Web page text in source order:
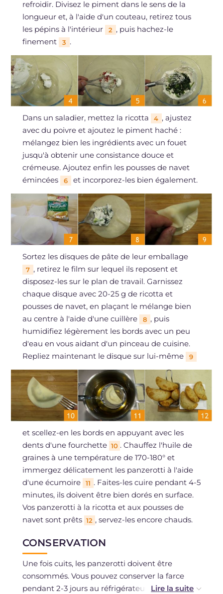
refroidir. Divisez le piment dans le sens de la
longueur et, à l'aide d'un couteau, retirez tous
les pépins à l'intérieur
2 , puis hachez-le
finement
3 .
Dans un saladier, mettez la ricotta 4 , ajustez
avec du poivre et ajoutez le piment haché :
mélangez bien les ingrédients avec un fouet
jusqu'à obtenir une consistance douce et
crémeuse. Ajoutez enfin les pousses de navet
émincées
6 et incorporez-les bien également.
Sortez les disques de pâte de leur emballage
7 , retirez le film sur lequel ils reposent et
disposez-les sur le plan de travail. Garnissez
chaque disque avec 20-25 g de ricotta et
pousses de navet, en plaçant le mélange bien
au centre à l'aide d'une cuillère
8 , puis
humidifiez légèrement les bords avec un peu
d'eau en vous aidant d'un pinceau de cuisine.
Repliez maintenant le disque sur lui-même
9
et scellez-en les bords en appuyant avec les
dents d'une fourchette 10 . Chauffez l'huile de
graines à une température de 170-180° et
immergez délicatement les panzerotti à l'aide
d'une écumoire
11 . Faites-les cuire pendant 4-5
minutes, ils doivent être bien dorés en surface.
Vos panzerotti à la ricotta et aux pousses de
navet sont prêts 12 , servez-les encore chauds.
CONSERVATION
Une fois cuits, les panzerotti doivent être
consommés. Vous pouvez conserver la farce
pendant 2-3 jours au réfrigérateur, fermée